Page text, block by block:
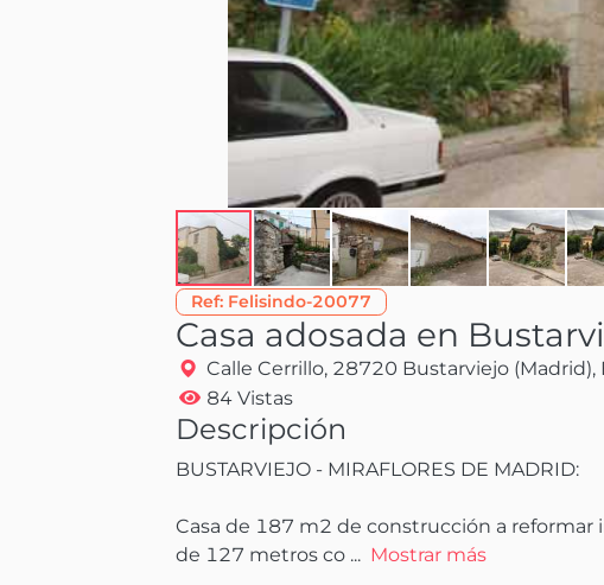
Ref: Felisindo-20077
Casa adosada en
Calle Cerrillo, 28720 Bustarviejo (Madrid),
84 Vistas
Descripción
BUSTARVIEJO - MIRAFLORES DE MADRID:
Casa de 187 m2 de construcción a
de 127 metros co ... Mostrar más